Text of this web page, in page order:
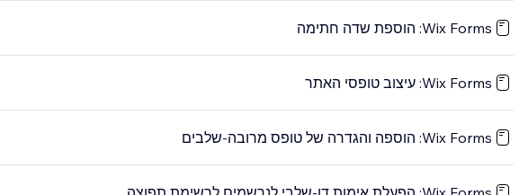
Wix Forms: הוספת שדה חתימה
Wix Forms: עיצוב טופסי האתר
Wix Forms: הוספה והגדרה של טופס מרובה-שלבים